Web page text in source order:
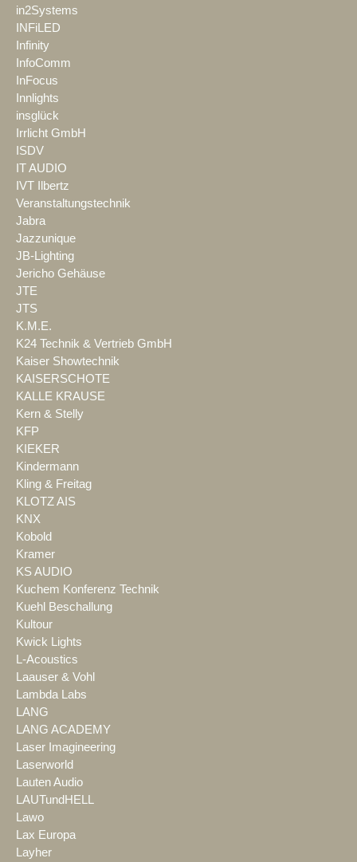
in2Systems
INFiLED
Infinity
InfoComm
InFocus
Innlights
insglück
Irrlicht GmbH
ISDV
IT AUDIO
IVT Ilbertz
Veranstaltungstechnik
Jabra
Jazzunique
JB-Lighting
Jericho Gehäuse
JTE
JTS
K.M.E.
K24 Technik & Vertrieb GmbH
Kaiser Showtechnik
KAISERSCHOTE
KALLE KRAUSE
Kern & Stelly
KFP
KIEKER
Kindermann
Kling & Freitag
KLOTZ AIS
KNX
Kobold
Kramer
KS AUDIO
Kuchem Konferenz Technik
Kuehl Beschallung
Kultour
Kwick Lights
L-Acoustics
Laauser & Vohl
Lambda Labs
LANG
LANG ACADEMY
Laser Imagineering
Laserworld
Lauten Audio
LAUTundHELL
Lawo
Lax Europa
Layher